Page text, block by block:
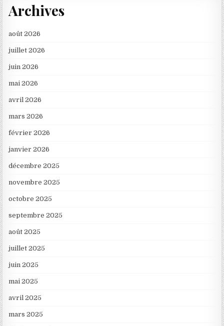
Archives
août 2026
juillet 2026
juin 2026
mai 2026
avril 2026
mars 2026
février 2026
janvier 2026
décembre 2025
novembre 2025
octobre 2025
septembre 2025
août 2025
juillet 2025
juin 2025
mai 2025
avril 2025
mars 2025